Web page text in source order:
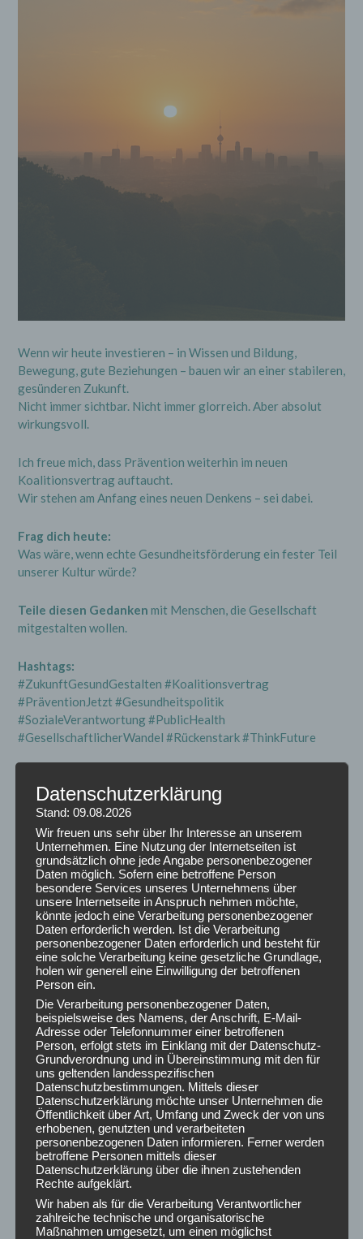
Wenn wir heute investieren – in Wissen und Bildung,
Bewegung, gute Beziehungen – bauen wir an einer stabileren,
gesünderen Zukunft.
Nicht immer sichtbar. Nicht immer glorreich. Aber absolut
wirkungsvoll.
Ich freue mich, dass Prävention weiterhin im neuen
Koalitionsvertrag auftaucht.
Wir stehen am Anfang eines neuen Denkens – sei dabei.
Frag dich heute:
Was wäre, wenn echte Gesundheitsförderung ein fester Teil
unserer Kultur würde?
Teile diesen Gedanken mit Menschen, die Gesellschaft
mitgestalten wollen.
Hashtags:
#ZukunftGesundGestalten #Koalitionsvertrag
#PräventionJetzt #Gesundheitspolitik
#SozialeVerantwortung #PublicHealth
#GesellschaftlicherWandel #Rückenstark #ThinkFuture
Post
navigation
Vertrauen ist Prävention 💙
„Sonntag ist Zeit für
Zukunft. Prävention ist Zeit
für uns.“ 🛀🌤️🌱😎
ARCHIV
August 2026
Juli 2026
Juni 2026
Mai 2026
April 2026
März 2026
Februar 2026
Januar 2026
Dezember 2025
November 2025
Oktober 2025
September 2025
Datenschutzerklärung
Stand: 09.08.2026
Wir freuen uns sehr über Ihr Interesse an unserem
Unternehmen. Eine Nutzung der Internetseiten ist
grundsätzlich ohne jede Angabe personenbezogener
Daten möglich. Sofern eine betroffene Person
besondere Services unseres Unternehmens über
unsere Internetseite in Anspruch nehmen möchte,
könnte jedoch eine Verarbeitung personenbezogener
Daten erforderlich werden. Ist die Verarbeitung
personenbezogener Daten erforderlich und besteht für
eine solche Verarbeitung keine gesetzliche Grundlage,
holen wir generell eine Einwilligung der betroffenen
Person ein.
Die Verarbeitung personenbezogener Daten,
beispielsweise des Namens, der Anschrift, E-Mail-
Adresse oder Telefonnummer einer betroffenen
Person, erfolgt stets im Einklang mit der Datenschutz-
Grundverordnung und in Übereinstimmung mit den für
uns geltenden landesspezifischen
Datenschutzbestimmungen. Mittels dieser
Datenschutzerklärung möchte unser Unternehmen die
Öffentlichkeit über Art, Umfang und Zweck der von uns
erhobenen, genutzten und verarbeiteten
personenbezogenen Daten informieren. Ferner werden
betroffene Personen mittels dieser
Datenschutzerklärung über die ihnen zustehenden
Rechte aufgeklärt.
Wir haben als für die Verarbeitung Verantwortlicher
zahlreiche technische und organisatorische
Maßnahmen umgesetzt, um einen möglichst